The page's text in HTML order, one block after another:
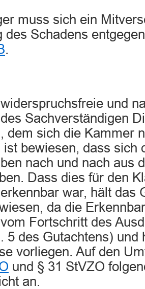
muss sich ein
des Schadens
.
und
Sachverständigen
dem sich die Kammer
bewiesen, dass sich
nach und nach aus
Dass dies für den
war, hält das
da die
Fortschritt des
5 des Gutachtens) und
vorliegen. Auf den
und § 31 StVZO
an.